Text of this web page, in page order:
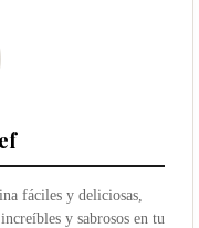
fáciles y deliciosas,
y sabrosos en tu